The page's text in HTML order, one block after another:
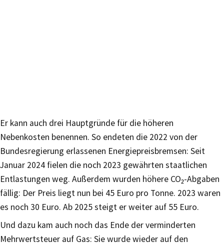
Er kann auch drei Hauptgründe für die höheren
Nebenkosten benennen. So endeten die 2022 von der
Bundesregierung erlassenen Energiepreisbremsen: Seit
Januar 2024 fielen die noch 2023 gewährten staatlichen
Entlastungen weg. Außerdem wurden höhere CO₂-Abgaben
fällig: Der Preis liegt nun bei 45 Euro pro Tonne. 2023 waren
es noch 30 Euro. Ab 2025 steigt er weiter auf 55 Euro.
Und dazu kam auch noch das Ende der verminderten
Mehrwertsteuer auf Gas: Sie wurde wieder auf den